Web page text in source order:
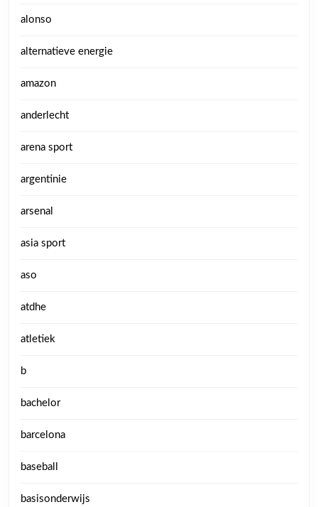
alonso
alternatieve energie
amazon
anderlecht
arena sport
argentinie
arsenal
asia sport
aso
atdhe
atletiek
b
bachelor
barcelona
baseball
basisonderwijs